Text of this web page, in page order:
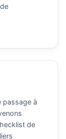
passage à
de